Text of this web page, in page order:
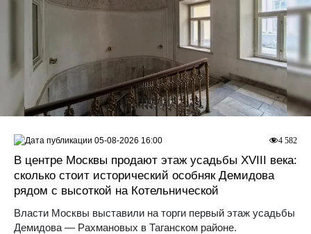
В центре Москвы продают этаж усадьбы XVIII века:
сколько стоит исторический особняк Демидова
рядом с высоткой на Котельнической
Власти Москвы выставили на торги первый этаж усадьбы
Демидова — Рахмановых в Таганском районе.
4 582
05-08-2026 16:00